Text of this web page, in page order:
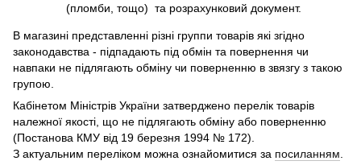
(пломби, тощо) та розрахунковий документ.
В магазині представленні різні группи товарів які згідно
законодавства - підпадають під обмін та повернення чи
навпаки не підлягають обміну чи поверненню в звязгу з такою
групою.
Кабінетом Міністрів України затверджено перелік товарів
належної якості, що не підлягають обміну або поверненню
(Постанова КМУ від 19 березня 1994 № 172).
З актуальним переліком можна ознайомитися за посиланням